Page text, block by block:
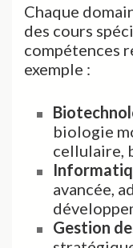
Chaque
des cours
compétences
exemple :
biologie
cellulaire,
avancée,
Gestion